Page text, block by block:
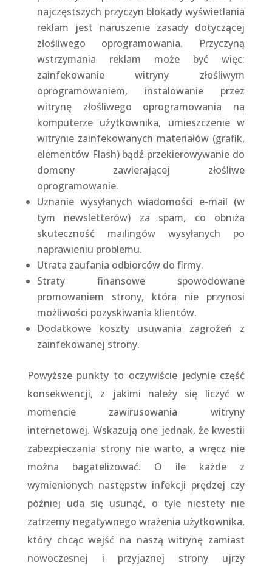
najczęstszych przyczyn blokady wyświetlania
reklam jest naruszenie zasady dotyczącej
złośliwego oprogramowania. Przyczyną
wstrzymania reklam może być więc:
zainfekowanie witryny złośliwym
oprogramowaniem, instalowanie przez
witrynę złośliwego oprogramowania na
komputerze użytkownika, umieszczenie w
witrynie zainfekowanych materiałów (grafik,
elementów Flash) bądź przekierowywanie do
domeny zawierającej złośliwe
oprogramowanie.
Uznanie wysyłanych wiadomości e-mail (w
tym newsletterów) za spam, co obniża
skuteczność mailingów wysyłanych po
naprawieniu problemu.
Utrata zaufania odbiorców do firmy.
Straty finansowe spowodowane
promowaniem strony, która nie przynosi
możliwości pozyskiwania klientów.
Dodatkowe koszty usuwania zagrożeń z
zainfekowanej strony.
Powyższe punkty to oczywiście jedynie część
konsekwencji, z jakimi należy się liczyć w
momencie zawirusowania witryny
internetowej. Wskazują one jednak, że kwestii
zabezpieczania strony nie warto, a wręcz nie
można bagatelizować. O ile każde z
wymienionych następstw infekcji prędzej czy
później uda się usunąć, o tyle niestety nie
zatrzemy negatywnego wrażenia użytkownika,
który chcąc wejść na naszą witrynę zamiast
nowoczesnej i przyjaznej strony ujrzy